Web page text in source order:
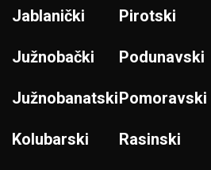
Jablanički
Južnobački
Južnobanatski
Kolubarski
Pirotski
Podunavski
Pomoravski
Rasinski